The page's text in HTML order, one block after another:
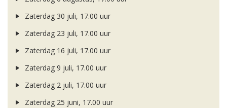
Zaterdag 30 juli, 17.00 uur
Zaterdag 23 juli, 17.00 uur
Zaterdag 16 juli, 17.00 uur
Zaterdag 9 juli, 17.00 uur
Zaterdag 2 juli, 17.00 uur
Zaterdag 25 juni, 17.00 uur